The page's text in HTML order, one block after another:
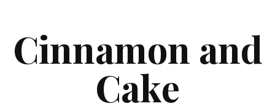
Cinnamon and
Cake